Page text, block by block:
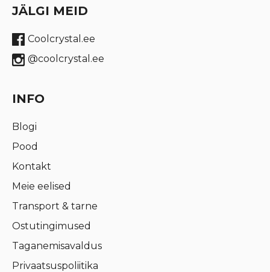
JÄLGI MEID
Coolcrystal.ee
@coolcrystal.ee
INFO
Blogi
Pood
Kontakt
Meie eelised
Transport & tarne
Ostutingimused
Taganemisavaldus
Privaatsuspoliitika